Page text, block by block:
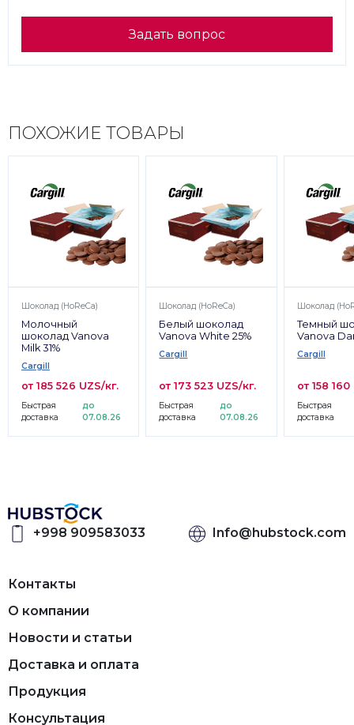
Задать вопрос
ПОХОЖИЕ ТОВАРЫ
Шоколад (HoReCa)
Молочный
шоколад Vanova
Milk 31%
Cargill
от 185 526 UZS/кг.
Быстрая
доставка
до
07.08.26
Шоколад (HoReCa)
Белый шоколад
Vanova White 25%
Cargill
от 173 523 UZS/кг.
Быстрая
доставка
до
07.08.26
Шоколад
Темный
Vanova
Cargill
от 158 160
Быстрая
доставка
+998 909583033 Info@hubstock.com
Контакты
О компании
Новости и статьи
Доставка и оплата
Продукция
Консультация